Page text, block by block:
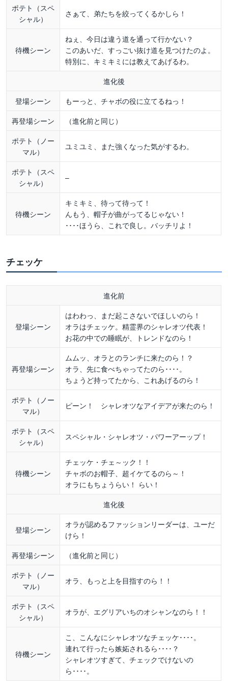
ポテト（スペ
シャル）
さぁて、弟たちを絞ってくるかしら！
待機シーン
ねぇ、今日は違う道を通って行かない？
このあいだ、すっごい抜け道を見つけたのよ。
特別に、キミキミには教えてあげるわ。
進化後
登場シーン
もーっと、チャボの役に立てるねっ！
再登場シーン
（進化前と同じ）
ポテト（ノー
マル）
ユミユミ、また強くなった気がするわ。
ポテト（スペ
シャル）
–
待機シーン
キミキミ、待って待って！
んもう、帽子が曲がってるじゃない！
････ほうら、これで良し。バッチリよ！
チェッケ
進化前
登場シーン
はわわっ、まだ起こさないでほしいのら！
オラはチェッケ。精霊界のシャレオツ代表！
お花の中での睡眠が、トレンドなのら！
再登場シーン
ムムッ、オラとのランチに来たのら！？
オラ、先に食べちゃってたのら････。
ちょうど持ってたから、これあげるのら！
ポテト（ノー
マル）
ピーン！ シャレオツなアイデアが来たのら！
ポテト（スペ
シャル）
スペシャル・シャレオツ・パワーアーップ！
待機シーン
チェッケ・チェ～ック！！
チャボのお帽子、超イケてるのら～！
オラにもちょうらい！ らい！
進化後
登場シーン
オラが認めるファッションリーダーは、ユーだ
けら！
再登場シーン
（進化前と同じ）
ポテト（ノー
マル）
オラ、もっと上を目指すのら！！
ポテト（スペ
シャル）
オラが、エグリアいちのオシャンなのら！！
待機シーン
こ、こんなにシャレオツなチェッケ････。
連れて行ったら嫉妬されるら････？
シャレオツすぎて、チェックでけないの
ら････。